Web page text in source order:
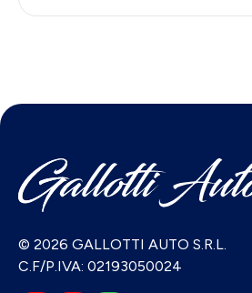
© 2026 GALLOTTI AUTO S.R.L.
C.F/P.IVA: 02193050024